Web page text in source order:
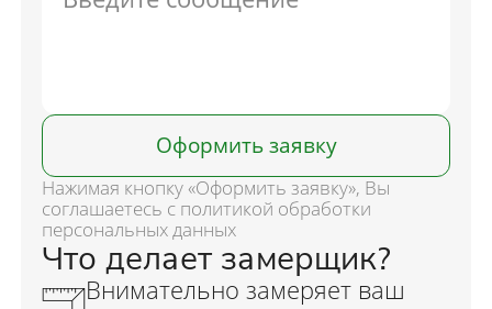
Оформить заявку
Нажимая кнопку «Оформить заявку», Вы
соглашаетесь с политикой обработки
персональных данных